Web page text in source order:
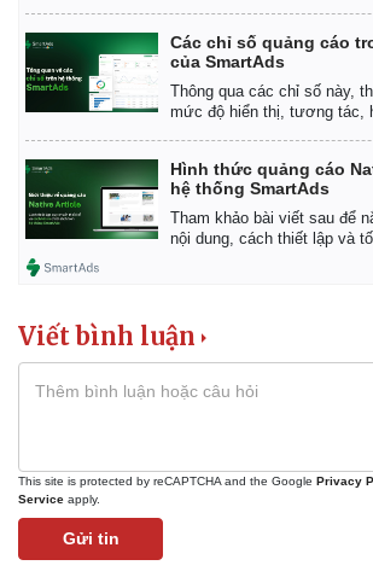
Kinh tế
Bất động sản
Thị trường
Giá cà
Các chỉ số quảng cáo
của SmartAds
Thông qua các chỉ số này,
mức độ hiển thị, tương tác,
Hình thức quảng cáo
hệ thống SmartAds
Tham khảo bài viết sau để
nội dung, cách thiết lập và
Viết bình luận
This site is protected by reCAPTCHA and the Google Privacy
Service apply.
Gửi tin